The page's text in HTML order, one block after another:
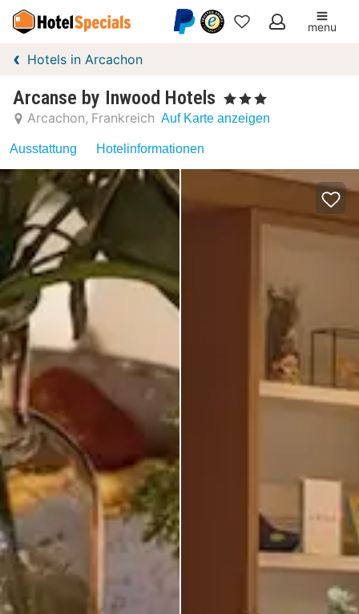
Meine
menu
Hotels in Arcachon
Arcanse by Inwood Hotels , 3 Sterne
Arcachon Frankreich Auf Karte anzeigen
Ausstattung Hotelinformationen